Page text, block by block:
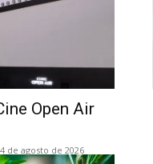
Open Air
4 de agosto de 2026